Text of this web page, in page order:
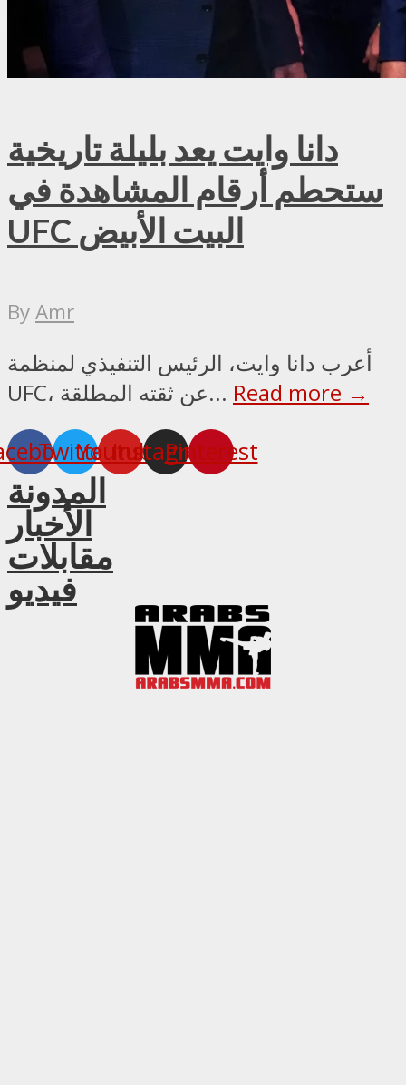
دانا وايت يعد بليلة تاريخية
ستحطم أرقام المشاهدة في
UFC البيت الأبيض
ByAmr
أعرب دانا وايت، الرئيس التنفيذي لمنظمة
UFC، عن ثقته المطلقة... Read more →
TwitterYoutube
Instagram
Pinterest
المدونة
الأخبار
مقابلات
فيديو